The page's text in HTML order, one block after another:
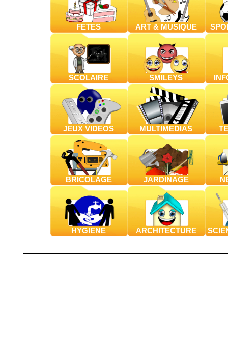
FETES ART & MUSIQUE
SCOLAIRE SMILEYS
JEUX VIDEOS MULTIMEDIAS
BRICOLAGE JARDINAGE
HYGIENE ARCHITECTURE